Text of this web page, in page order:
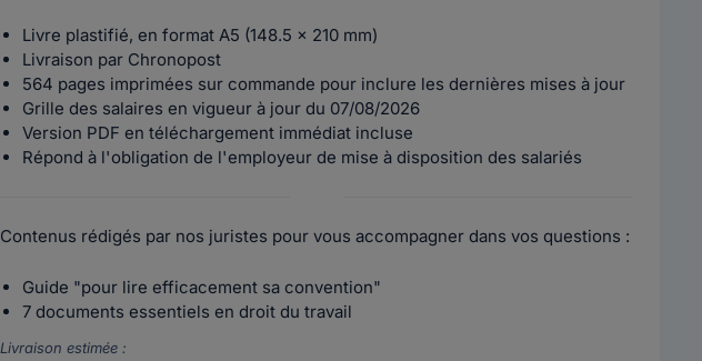
Livre plastifié, en format A5 (148.5 x 210 mm)
Livraison par Chronopost
564 pages imprimées sur commande pour inclure les dernières mises à jour
Grille des salaires en vigueur à jour du 07/08/2026
Version PDF en téléchargement immédiat incluse
Répond à l'obligation de l'employeur de mise à disposition des salariés
Contenus rédigés par nos juristes pour vous accompagner dans vos questions :
Guide "pour lire efficacement sa convention"
7 documents essentiels en droit du travail
Livraison estimée :